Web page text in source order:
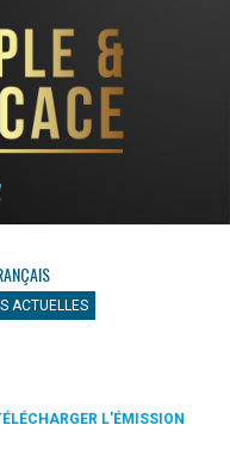
ACTUELLES
L'ÉMISSION